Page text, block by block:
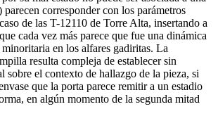
corresponder con los parámetros
de las T-12110 de Torre Alta, insertando a
cada vez más parece que fue una dinámica
en los alfares gadiritas. La
resulta compleja de establecer sin
sobre el contexto de hallazgo de la pieza, si
que la porta parece remitir a un estadio
en algún momento de la segunda mitad